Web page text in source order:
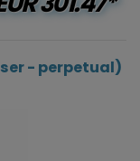
- perpetual)